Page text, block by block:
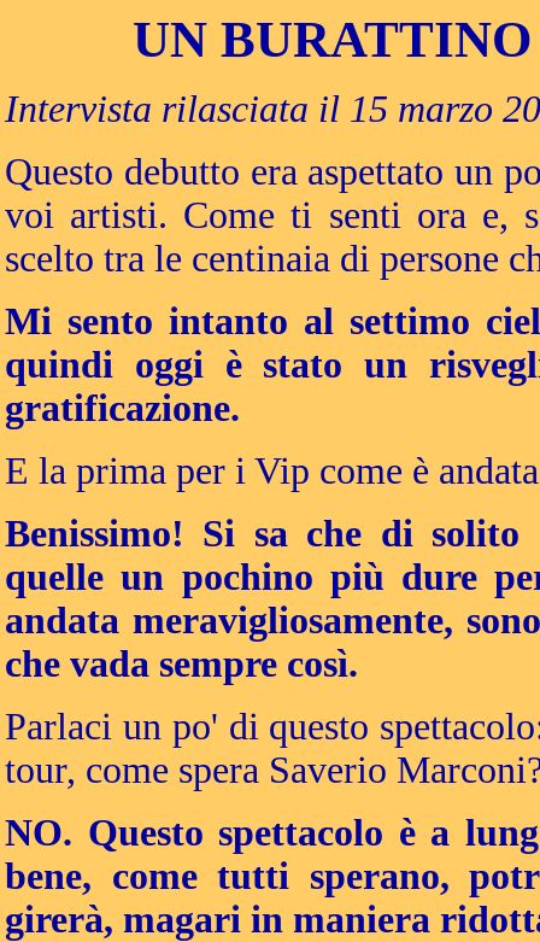
UN BURATTINO
Intervista rilasciata il 15 marzo
Questo debutto era aspettato un
voi artisti. Come ti senti ora e,
scelto tra le centinaia di persone
Mi sento intanto al settimo
quindi oggi è stato un
gratificazione.
E la prima per i Vip come è
Benissimo! Si sa che di
quelle un pochino più dure
andata meravigliosamente,
che vada sempre così.
Parlaci un po' di questo
tour, come spera Saverio
NO. Questo spettacolo è a
bene, come tutti sperano,
girerà, magari in maniera